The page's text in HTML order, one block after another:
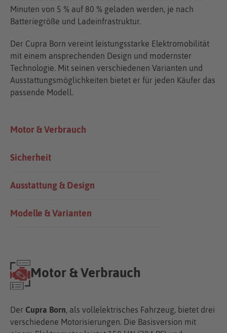
Minuten von 5 % auf 80 % geladen werden, je nach
Batteriegröße und Ladeinfrastruktur.
Der Cupra Born vereint leistungsstarke Elektromobilität
mit einem ansprechenden Design und modernster
Technologie. Mit seinen verschiedenen Varianten und
Ausstattungsmöglichkeiten bietet er für jeden Käufer das
passende Modell.
Motor & Verbrauch
Sicherheit
Ausstattung & Design
Modelle & Varianten
Motor & Verbrauch
Der Cupra Born, als vollelektrisches Fahrzeug, bietet drei
verschiedene Motorisierungen. Die Basisversion mit